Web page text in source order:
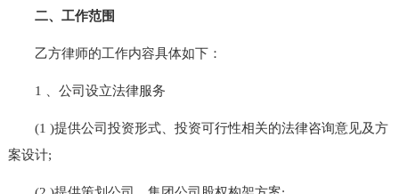
二、工作范围
乙方律师的工作内容具体如下：
1 、公司设立法律服务
(1 )提供公司投资形式、投资可行性相关的法律咨询意见及方
案设计;